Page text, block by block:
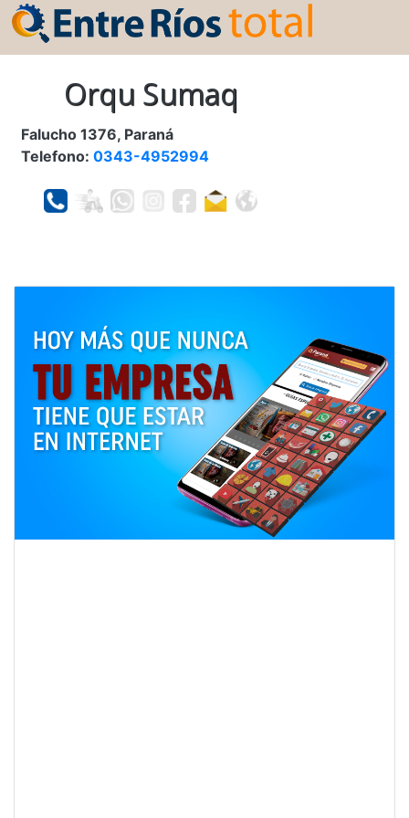
Orqu Sumaq
Falucho 1376, Paraná
Telefono: 0343-4952994